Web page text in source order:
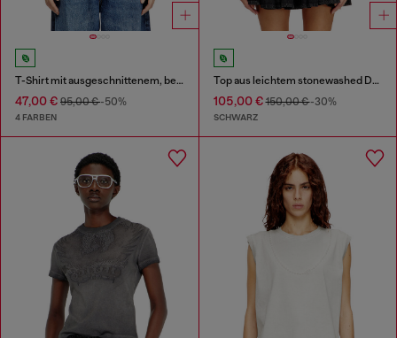
T-Shirt mit ausgeschnittenem, besticktem Logo
47,00 € 95,00 €-50%
4 FARBEN
Top aus leichtem stonewashed Denim
105,00 €150,00 €-30%
SCHWARZ